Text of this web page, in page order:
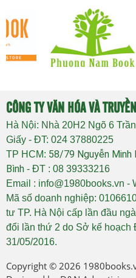
CÔNG TY VĂN HÓA VÀ
Hà Nội: Nhà 20H2 Ngõ 6
Giấy - ĐT: 024 37880225
TP HCM: 58/79 Nguyễn Minh
Bình - ĐT : 08 39333216
Email : info@1980books.vn -
Mã số doanh nghiệp:
tư TP. Hà Nội cấp lần đầu
đổi lần thứ 2 do Sở kế hoạch
31/05/2016.
Copyright © 2026